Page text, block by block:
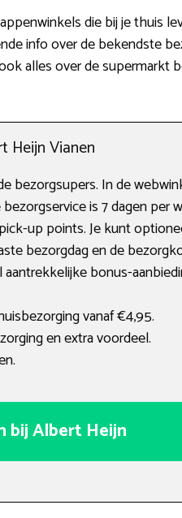
die bij je thuis
info over de bekendste
alles over de supermarkt
Heijn Vianen
bezorgsupers. In de
is 7 dagen per
up points. Je kunt
bezorgdag en de
bonus-
vanaf €4,95.
en extra voordeel.
bij Albert Heijn